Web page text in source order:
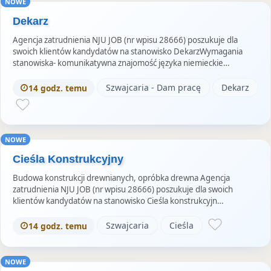
Dekarz
Agencja zatrudnienia NJU JOB (nr wpisu 28666) poszukuje dla
swoich klientów kandydatów na stanowisko DekarzWymagania
stanowiska- komunikatywna znajomość języka niemieckie…
14 godz. temu Szwajcaria - Dam pracę Dekarz
NOWE
Cieśla Konstrukcyjny
Budowa konstrukcji drewnianych, opróbka drewna Agencja
zatrudnienia NJU JOB (nr wpisu 28666) poszukuje dla swoich
klientów kandydatów na stanowisko Cieśla konstrukcyjn…
14 godz. temu Szwajcaria Cieśla
NOWE